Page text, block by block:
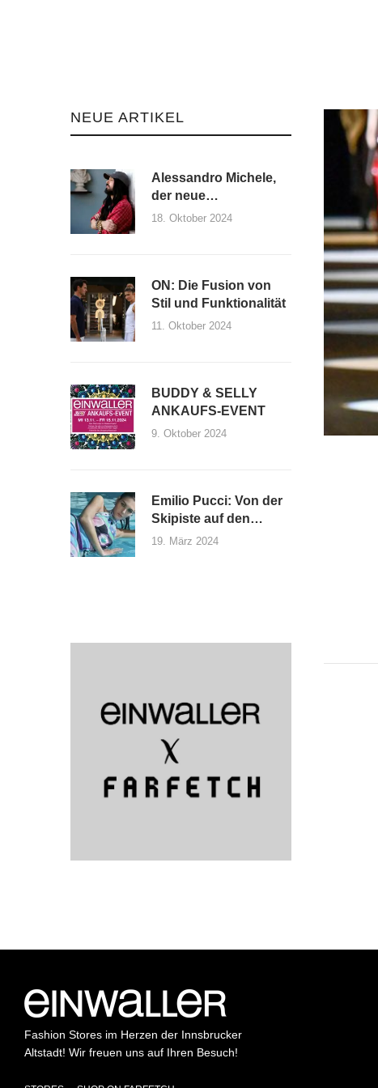
NEUE ARTIKEL
Alessandro Michele,
der neue
Kreativdirektor von
18. Oktober 2024
ON: Die Fusion von
Stil und Funktionalität
11. Oktober 2024
BUDDY & SELLY
ANKAUFS-EVENT
9. Oktober 2024
Emilio Pucci: Von der
Skipiste auf den
Laufsteg
19. März 2024
Fashion Stores im Herzen der Innsbrucker
Altstadt! Wir freuen uns auf Ihren Besuch!